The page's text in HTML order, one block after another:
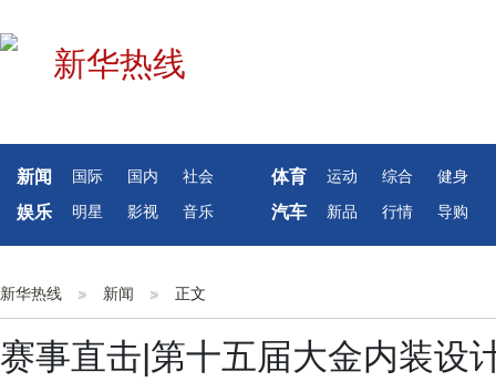
新闻 国际 国内 社会 体育 运动 综合 健身
娱乐 明星 影视 音乐 汽车 新品 行情 导购
新华热线 新闻 正文
赛事直击|第十五届大金内装设